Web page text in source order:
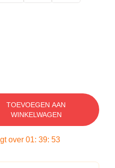
TOEVOEGEN AAN
WINKELWAGEN
over 01: 39: 53